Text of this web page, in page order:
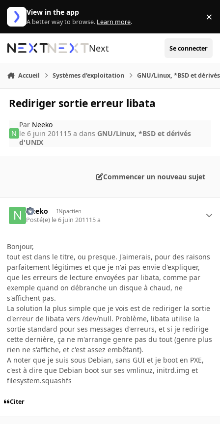
Aller au contenu
View in the app
A better way to browse. Learn more. ×
Next Se connecter
Accueil Systèmes d'exploitation GNU/Linux, *BSD et
Rediriger sortie erreur libata
Par Neeko
le 6 juin 2011 15 a dans GNU/Linux, *BSD et dérivés
d'UNIX
Commencer un nouveau sujet
Neeko INpactien
Posté(e) le 6 juin 201115 a
Bonjour,
tout est dans le titre, ou presque. J'aimerais, pour des raisons
parfaitement légitimes et que je n'ai pas envie d'expliquer,
que les erreurs de lecture envoyées par libata, comme par
exemple quand on débranche un disque à chaud, ne
s'affichent pas.
La solution la plus simple que je vois est de rediriger la sortie
d'erreur de libata vers /dev/null. Problème, libata utilise la
sortie standard pour ses messages d'erreurs, et si je redirige
cette dernière, ça ne m'arrange genre pas du tout (genre plus
rien ne s'affiche, et c'est assez embêtant).
A noter que je suis sous Debian, sans GUI et je boot en PXE,
c'est à dire que Debian boot sur ses vmlinuz, initrd.img et
filesystem.squashfs
Citer